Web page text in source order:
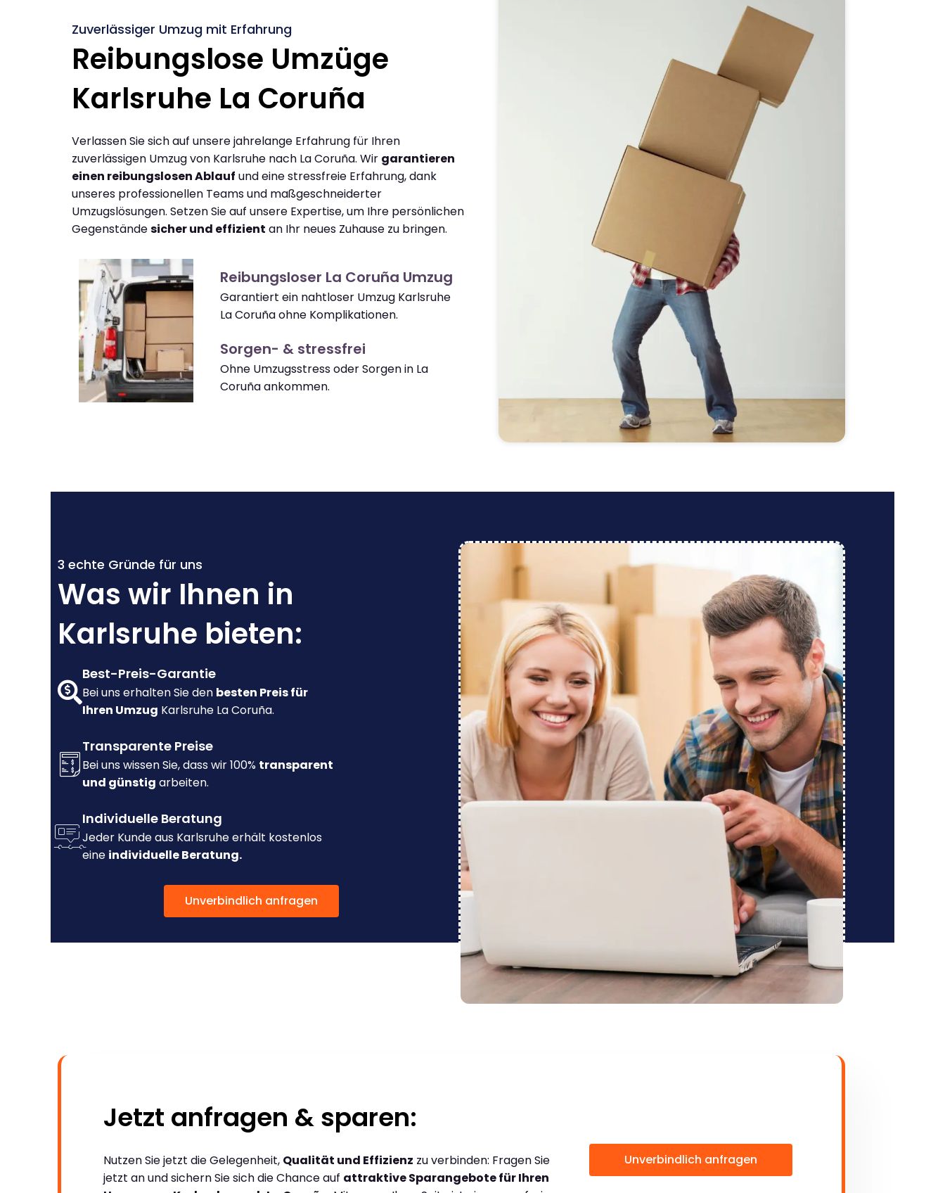
Zuverlässiger Umzug mit Erfahrung
Reibungslose Umzüge
Karlsruhe La Coruña
Verlassen Sie sich auf unsere jahrelange Erfahrung für Ihren
zuverlässigen Umzug von Karlsruhe nach La Coruña. Wir garantieren
einen reibungslosen Ablauf und eine stressfreie Erfahrung, dank
unseres professionellen Teams und maßgeschneiderter
Umzugslösungen. Setzen Sie auf unsere Expertise, um Ihre persönlichen
Gegenständesicher und effizient an Ihr neues Zuhause zu bringen.
Reibungsloser La Coruña Umzug
Garantiert ein nahtloser Umzug Karlsruhe
La Coruña ohne Komplikationen.
Sorgen- & stressfrei
Ohne Umzugsstress oder Sorgen in La
Coruña ankommen.
3 echte Gründe für uns
Was wir Ihnen in
Karlsruhe bieten:
Best-Preis-Garantie
Bei uns erhalten Sie den besten Preis für
Ihren Umzug Karlsruhe La Coruña.
Transparente Preise
Bei uns wissen Sie, dass wir 100% transparent
und günstig arbeiten.
Individuelle Beratung
Jeder Kunde aus Karlsruhe erhält kostenlos
eine individuelle Beratung.
Unverbindlich anfragen
Jetzt anfragen & sparen:
Nutzen Sie jetzt die Gelegenheit, Qualität und Effizienz zu verbinden: Fragen Sie
jetzt an und sichern Sie sich die Chance auf attraktive Sparangebote für Ihren
Unverbindlich anfragen